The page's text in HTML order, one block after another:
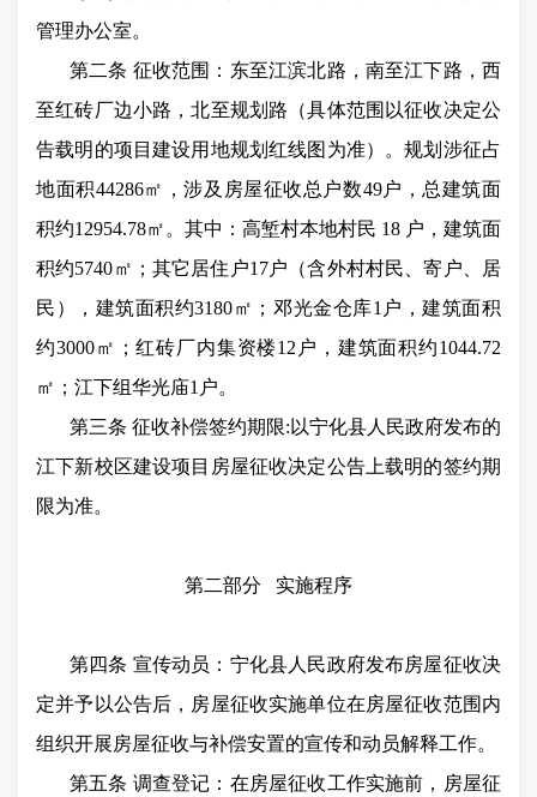
管理办公室。
第二条 征收范围：东至江滨北路，南至江下路，西
至红砖厂边小路，北至规划路（具体范围以征收决定公
告载明的项目建设用地规划红线图为准）。规划涉征占
地面积44286㎡，涉及房屋征收总户数49户，总建筑面
积约12954.78㎡。其中：高堑村本地村民 18 户，建筑面
积约5740㎡；其它居住户17户（含外村村民、寄户、居
民），建筑面积约3180㎡；邓光金仓库1户，建筑面积
约3000㎡；红砖厂内集资楼12户，建筑面积约1044.72
㎡；江下组华光庙1户。
第三条 征收补偿签约期限:以宁化县人民政府发布的
江下新校区建设项目房屋征收决定公告上载明的签约期
限为准。
第二部分 实施程序
第四条 宣传动员：宁化县人民政府发布房屋征收决
定并予以公告后，房屋征收实施单位在房屋征收范围内
组织开展房屋征收与补偿安置的宣传和动员解释工作。
第五条 调查登记：在房屋征收工作实施前，房屋征